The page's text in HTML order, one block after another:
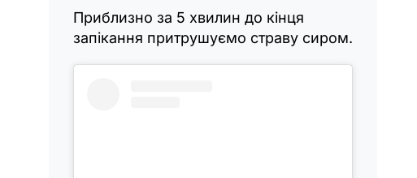
Приблизно за 5 хвилин до кінця
запікання притрушуємо страву сиром.